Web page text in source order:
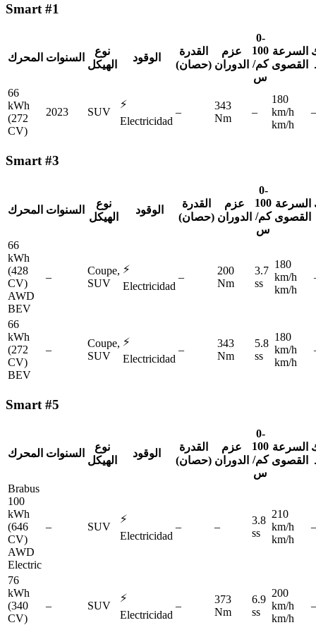
Smart #1
المحرك السنوات
نوع
الهيكل
الوقود
القدرة
(حصان)
عزم
الدوران
0-
100
كم/
س
السرعة
القصوى
66
kWh
(272
CV)
2023 SUV
⚡
Electricidad
–
343
Nm
–
180
km/h
km/h
–
Smart #3
المحرك السنوات
نوع
الهيكل
الوقود
القدرة
(حصان)
عزم
الدوران
0-
100
كم/
س
السرعة
القصوى
66
kWh
(428
CV)
AWD
BEV
–
Coupe,
SUV
⚡
Electricidad
–
200
Nm
3.7
ss
180
km/h
km/h
66
kWh
(272
CV)
BEV
–
Coupe,
SUV
⚡
Electricidad
–
343
Nm
5.8
ss
180
km/h
km/h
Smart #5
المحرك السنوات
نوع
الهيكل
الوقود
القدرة
(حصان)
عزم
الدوران
0-
100
كم/
س
السرعة
القصوى
Brabus
100
kWh
(646
CV)
AWD
Electric
– SUV
⚡
Electricidad
– –
3.8
ss
210
km/h
km/h
–
76
kWh
(340
CV)
– SUV
⚡
Electricidad
–
373
Nm
6.9
ss
200
km/h
km/h
–